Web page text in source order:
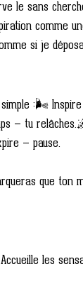
le sans
comme
si je
:🌬️
— tu
— pause.
que ton
les